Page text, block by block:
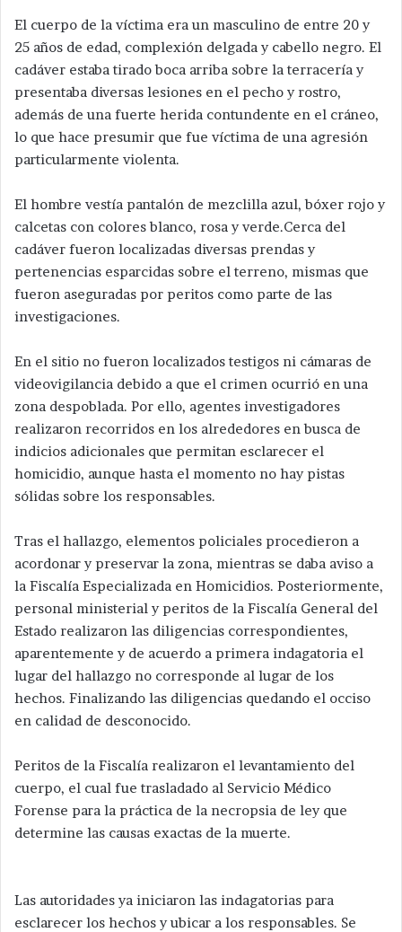
El cuerpo de la víctima era un masculino de entre 20 y
25 años de edad, complexión delgada y cabello negro. El
cadáver estaba tirado boca arriba sobre la terracería y
presentaba diversas lesiones en el pecho y rostro,
además de una fuerte herida contundente en el cráneo,
lo que hace presumir que fue víctima de una agresión
particularmente violenta.
El hombre vestía pantalón de mezclilla azul, bóxer rojo y
calcetas con colores blanco, rosa y verde.Cerca del
cadáver fueron localizadas diversas prendas y
pertenencias esparcidas sobre el terreno, mismas que
fueron aseguradas por peritos como parte de las
investigaciones.
En el sitio no fueron localizados testigos ni cámaras de
videovigilancia debido a que el crimen ocurrió en una
zona despoblada. Por ello, agentes investigadores
realizaron recorridos en los alrededores en busca de
indicios adicionales que permitan esclarecer el
homicidio, aunque hasta el momento no hay pistas
sólidas sobre los responsables.
Tras el hallazgo, elementos policiales procedieron a
acordonar y preservar la zona, mientras se daba aviso a
la Fiscalía Especializada en Homicidios. Posteriormente,
personal ministerial y peritos de la Fiscalía General del
Estado realizaron las diligencias correspondientes,
aparentemente y de acuerdo a primera indagatoria el
lugar del hallazgo no corresponde al lugar de los
hechos. Finalizando las diligencias quedando el occiso
en calidad de desconocido.
Peritos de la Fiscalía realizaron el levantamiento del
cuerpo, el cual fue trasladado al Servicio Médico
Forense para la práctica de la necropsia de ley que
determine las causas exactas de la muerte.
Las autoridades ya iniciaron las indagatorias para
esclarecer los hechos y ubicar a los responsables. Se